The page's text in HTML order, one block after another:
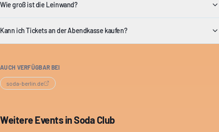
Wie groß ist die Leinwand?
Kann ich Tickets an der Abendkasse kaufen?
AUCH VERFÜGBAR BEI
soda-berlin.de
Weitere Events inSoda Club